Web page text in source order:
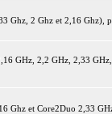
Ghz, 2 Ghz et 2,16 Ghz),
GHz, 2,2 GHz, 2,33
Ghz et Core2Duo 2,33